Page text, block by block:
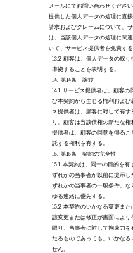
メールにてお問い合わせくださ
提供した個人データの処理に直
請求およびクレームについて、
は、当該個人データの処理に関
いて、サービス提供者を免責す
13.2 顧客は、個人データの取り
準拠することを表明する。
14. 第14条 – 譲渡
14.1 サービス提供者は、顧客の
び本契約から生じる権利およ
ス提供者は、顧客に対して有
り、顧客は当該債権の新たな
提供者は、顧客の同意を得る
託する権利を有する。
15. 第15条 – 契約の完全性
15.1 本契約は、同一の目的を有
ずれかの当事者が以前に提示
ずれかの当事者の一般条件、
ゆる連絡に優先する。
15.2 本契約のいかなる変更また
該変更または修正が書面によ
限り、当事者に対して拘束力
たるものであっても、いかなる
せん。